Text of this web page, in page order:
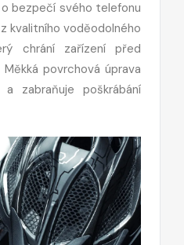
bezpečí svého telefonu
kvalitního voděodolného
chrání zařízení před
povrchová úprava
zabraňuje poškrábání